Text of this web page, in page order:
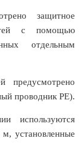
защитное
с помощью
отдельным
предусмотрено
проводник РЕ).
используются
установленные